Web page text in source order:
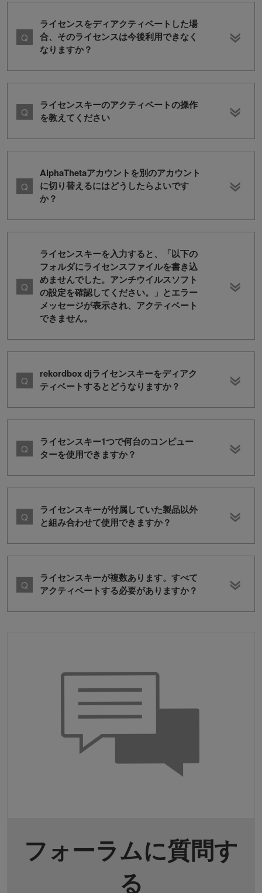
ライセンスをディアクティベートした場
合、そのライセンスは今後利用できなく
なりますか？
ライセンスキーのアクティベートの操作
を教えてください
AlphaThetaアカウントを別のアカウント
に切り替えるにはどうしたらよいです
か？
ライセンスキーを入力すると、「以下の
フォルダにライセンスファイルを書き込
めませんでした。アンチウイルスソフト
の設定を確認してください。」とエラー
メッセージが表示され、アクティベート
できません。
rekordbox djライセンスキーをディアク
ティベートするとどうなりますか？
ライセンスキー1つで何台のコンピュー
ターを使用できますか？
ライセンスキーが付属していた製品以外
と組み合わせて使用できますか？
ライセンスキーが複数あります。すべて
アクティベートする必要がありますか？
フォーラムに質問す
る